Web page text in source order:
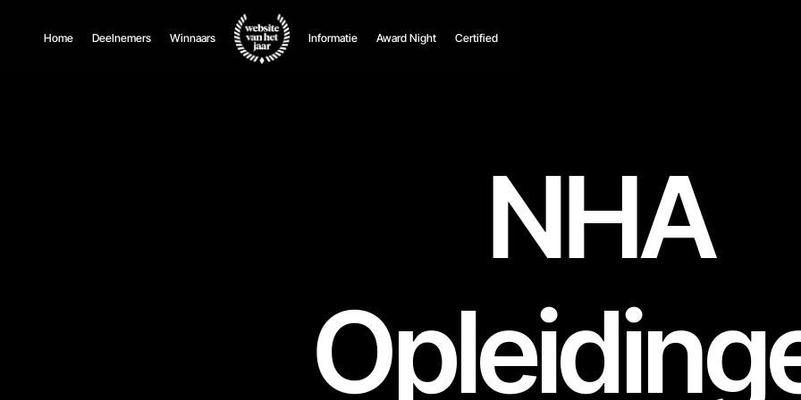
Home Deelnemers Winnaars Informatie Award Night Certified
NHA